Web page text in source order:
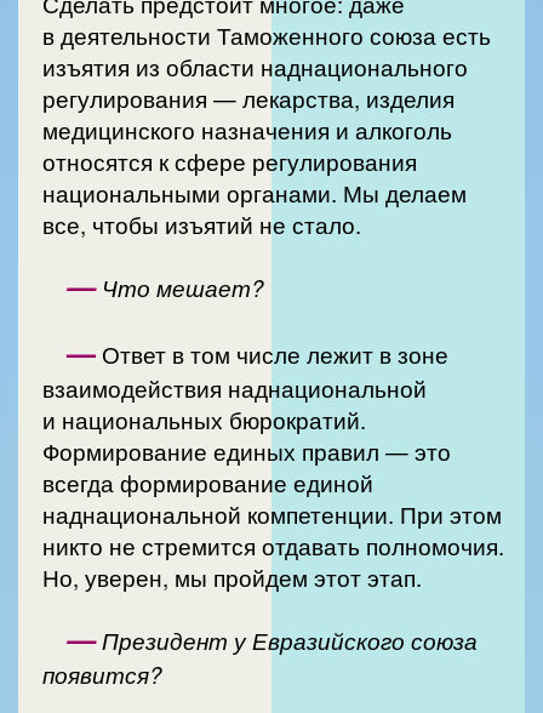
в деятельности Таможенного союза есть
изъятия из области наднационального
регулирования — лекарства, изделия
медицинского назначения и алкоголь
относятся к сфере регулирования
национальными органами. Мы делаем
все, чтобы изъятий не стало.
—Что мешает?
— Ответ в том числе лежит в зоне
взаимодействия наднациональной
и национальных бюрократий.
Формирование единых правил — это
всегда формирование единой
наднациональной компетенции. При этом
никто не стремится отдавать полномочия.
Но, уверен, мы пройдем этот этап.
—Президент у Евразийского союза
появится?